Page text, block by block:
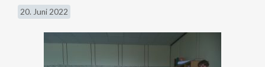
20. Juni 2022